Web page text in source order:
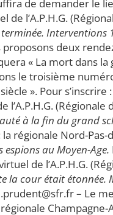
de demander le
de l’A.P.H.G.
Interventions
deux
« La mort dans
le troisième
». Pour
l’A.P.H.G.
à la fin du grand
régionale Nord-
espions au Moyen-Age.
de l’A.P.H.G.
la cour était étonnée.
– Le